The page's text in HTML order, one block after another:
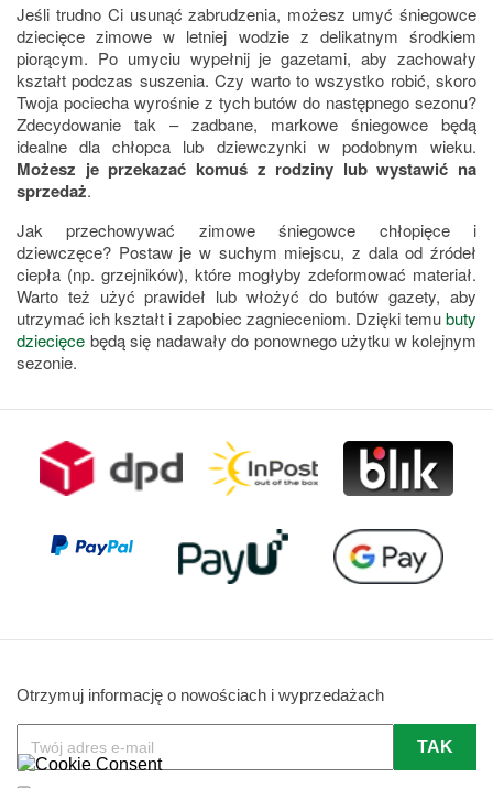
Jeśli trudno Ci usunąć zabrudzenia, możesz umyć śniegowce
dziecięce zimowe w letniej wodzie z delikatnym środkiem
piorącym. Po umyciu wypełnij je gazetami, aby zachowały
kształt podczas suszenia. Czy warto to wszystko robić, skoro
Twoja pociecha wyrośnie z tych butów do następnego sezonu?
Zdecydowanie tak – zadbane, markowe śniegowce będą
idealne dla chłopca lub dziewczynki w podobnym wieku.
Możesz je przekazać komuś z rodziny lub wystawić na
sprzedaż.
Jak przechowywać zimowe śniegowce chłopięce i
dziewczęce? Postaw je w suchym miejscu, z dala od źródeł
ciepła (np. grzejników), które mogłyby zdeformować materiał.
Warto też użyć prawideł lub włożyć do butów gazety, aby
utrzymać ich kształt i zapobiec zagnieceniom. Dzięki temubuty
dziecięce będą się nadawały do ponownego użytku w kolejnym
sezonie.
Otrzymuj informację o nowościach i wyprzedażach